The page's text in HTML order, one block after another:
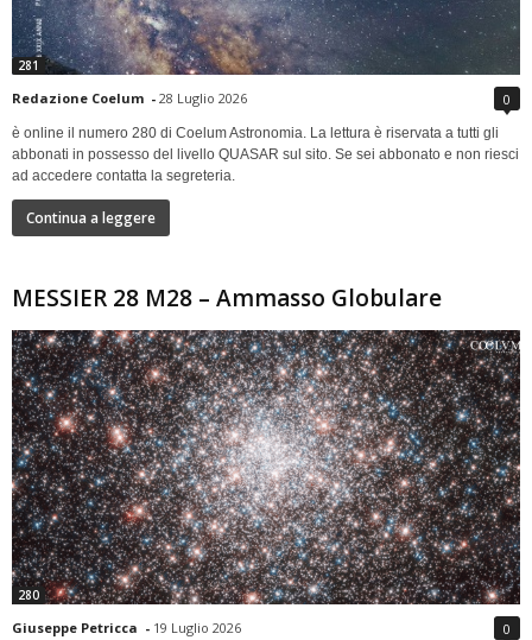
281
Redazione Coelum - 28 Luglio 2026 0
è online il numero 280 di Coelum Astronomia. La lettura è riservata a tutti gli
abbonati in possesso del livello QUASAR sul sito. Se sei abbonato e non riesci
ad accedere contatta la segreteria.
Continua a leggere
MESSIER 28 M28 – Ammasso Globulare
280
Giuseppe Petricca - 19 Luglio 2026 0